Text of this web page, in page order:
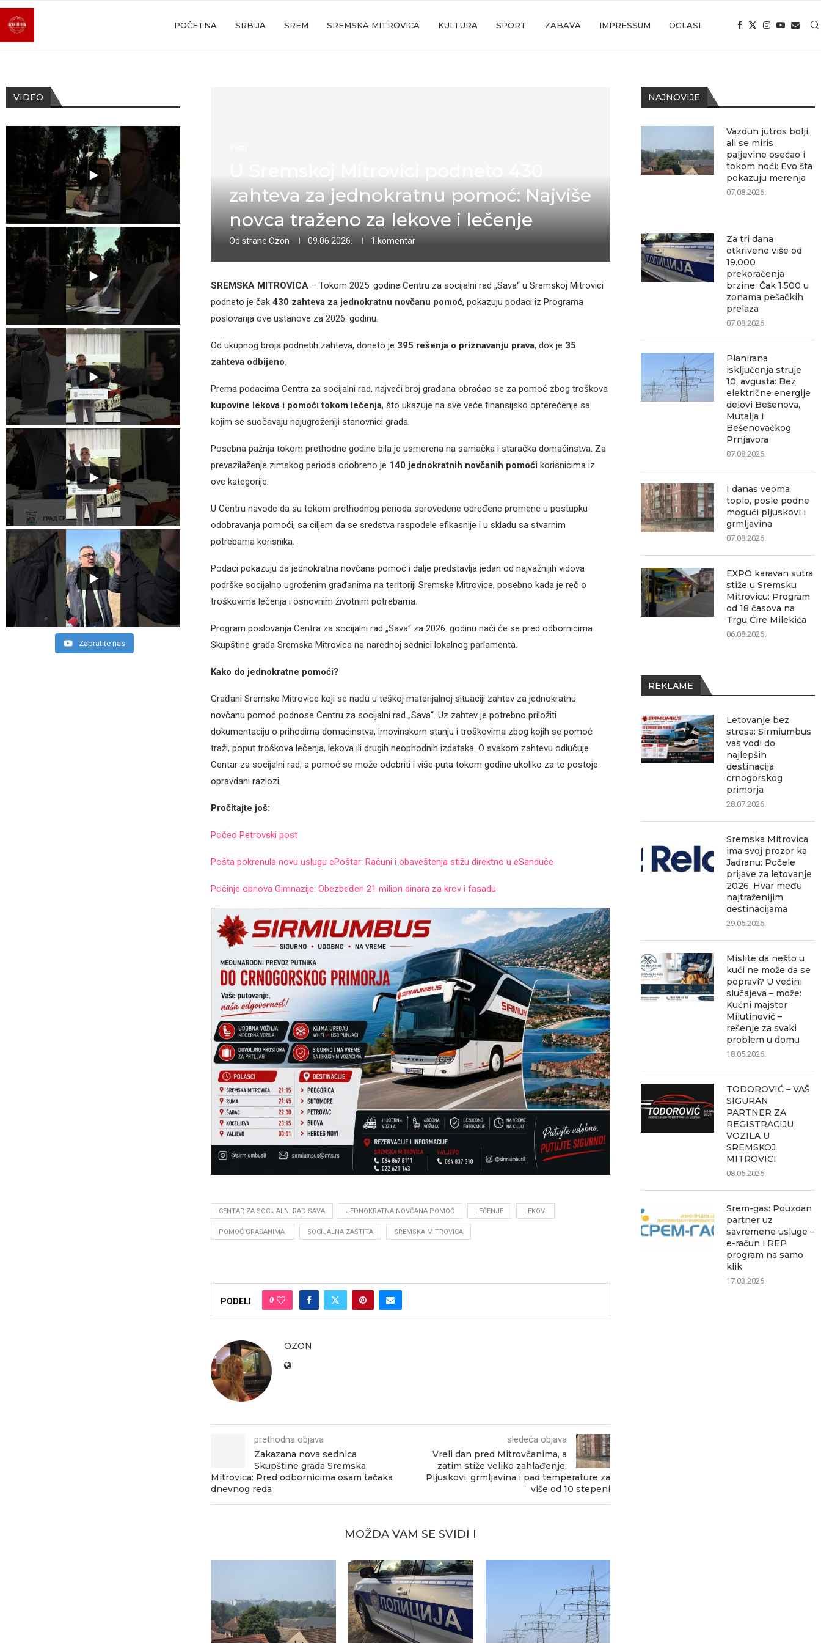
POČETNA SRBIJA SREM SREMSKA MITROVICA KULTURA SPORT ZABAVA IMPRESSUM OGLASI
zahteva za jednokratnu pomoć: Najviše
novca traženo za lekove i lečenje
Od strane Ozon 09.06.2026. 1 komentar
SREMSKA MITROVICA– Tokom 2025. godine Centru za socijalni rad „Sava“ u Sremskoj Mitrovici
podneto je čak 430 zahteva za jednokratnu novčanu pomoć, pokazuju podaci iz Programa
poslovanja ove ustanove za 2026. godinu.
Od ukupnog broja podnetih zahteva, doneto je 395 rešenja o priznavanju prava, dok je 35
zahteva odbijeno.
Prema podacima Centra za socijalni rad, najveći broj građana obraćao se za pomoć zbog troškova
kupovine lekova i pomoći tokom lečenja, što ukazuje na sve veće finansijsko opterećenje sa
kojim se suočavaju najugroženiji stanovnici grada.
Posebna pažnja tokom prethodne godine bila je usmerena na samačka i staračka domaćinstva. Za
prevazilaženje zimskog perioda odobreno je 140 jednokratnih novčanih pomoći korisnicima iz
ove kategorije.
U Centru navode da su tokom prethodnog perioda sprovedene određene promene u postupku
odobravanja pomoći, sa ciljem da se sredstva raspodele efikasnije i u skladu sa stvarnim
potrebama korisnika.
Podaci pokazuju da jednokratna novčana pomoć i dalje predstavlja jedan od najvažnijih vidova
podrške socijalno ugroženim građanima na teritoriji Sremske Mitrovice, posebno kada je reč o
troškovima lečenja i osnovnim životnim potrebama.
Program poslovanja Centra za socijalni rad „Sava“ za 2026. godinu naći će se pred odbornicima
Skupštine grada Sremska Mitrovica na narednoj sednici lokalnog parlamenta.
Kako do jednokratne pomoći?
Građani Sremske Mitrovice koji se nađu u teškoj materijalnoj situaciji zahtev za jednokratnu
novčanu pomoć podnose Centru za socijalni rad „Sava“. Uz zahtev je potrebno priložiti
dokumentaciju o prihodima domaćinstva, imovinskom stanju i troškovima zbog kojih se pomoć
traži, poput troškova lečenja, lekova ili drugih neophodnih izdataka. O svakom zahtevu odlučuje
Centar za socijalni rad, a pomoć se može odobriti i više puta tokom godine ukoliko za to postoje
opravdani razlozi.
Pročitajte još:
Počeo Petrovski post
Pošta pokrenula novu uslugu ePoštar: Računi i obaveštenja stižu direktno u eSanduče
Počinje obnova Gimnazije: Obezbeđen 21 milion dinara za krov i fasadu
CENTAR ZA SOCIJALNI RAD SAVA JEDNOKRATNA NOVČANA POMOĆ LEČENJE LEKOVI
POMOĆ GRAĐANIMA. SOCIJALNA ZAŠTITA SREMSKA MITROVICA
PODELI 0
OZON
prethodna objava
Zakazana nova sednica
Skupštine grada Sremska
Mitrovica: Pred odbornicima osam tačaka
dnevnog reda
sledeća objava
Vreli dan pred Mitrovčanima, a
zatim stiže veliko zahlađenje:
Pljuskovi, grmljavina i pad temperature za
više od 10 stepeni
MOŽDA VAM SE SVIDI I
NAJNOVIJE
Vazduh jutros bolji,
ali se miris
paljevine osećao i
tokom noći: Evo šta
pokazuju merenja
07.08.2026.
Za tri dana
otkriveno više od
19.000
prekoračenja
brzine: Čak 1.500 u
zonama pešačkih
prelaza
07.08.2026.
Planirana
isključenja struje
10. avgusta: Bez
električne energije
delovi Bešenova,
Mutalja i
Bešenovačkog
Prnjavora
07.08.2026.
I danas veoma
toplo, posle podne
mogući pljuskovi i
grmljavina
07.08.2026.
EXPO karavan sutra
stiže u Sremsku
Mitrovicu: Program
od 18 časova na
Trgu Ćire Milekića
06.08.2026.
REKLAME
Letovanje bez
stresa: Sirmiumbus
vas vodi do
najlepših
destinacija
crnogorskog
primorja
28.07.2026.
Sremska Mitrovica
ima svoj prozor ka
Jadranu: Počele
prijave za letovanje
2026, Hvar među
najtraženijim
destinacijama
29.05.2026.
Mislite da nešto u
kući ne može da se
popravi? U većini
slučajeva – može:
Kućni majstor
Milutinović –
rešenje za svaki
problem u domu
18.05.2026.
TODOROVIĆ – VAŠ
SIGURAN
PARTNER ZA
REGISTRACIJU
VOZILA U
SREMSKOJ
MITROVICI
08.05.2026.
Srem-gas: Pouzdan
partner uz
savremene usluge –
e-račun i REP
program na samo
klik
17.03.2026.
VIDEO
Zapratite nas